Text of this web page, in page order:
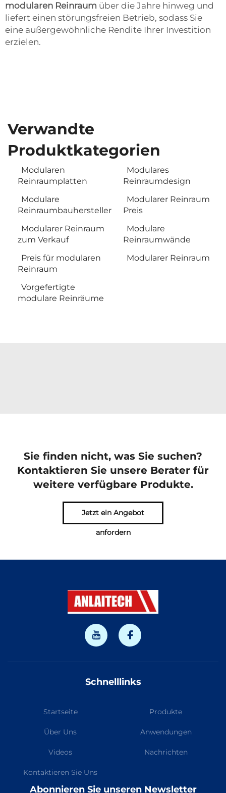
modularen Reinraum über die Jahre hinweg und
liefert einen störungsfreien Betrieb, sodass Sie
eine außergewöhnliche Rendite Ihrer Investition
erzielen.
Verwandte
Produktkategorien
Modularen
Reinraumplatten
Modulares
Reinraumdesign
Modulare
Reinraumbauhersteller
Modularer Reinraum
Preis
Modularer Reinraum
zum Verkauf
Modulare
Reinraumwände
Preis für modularen
Reinraum
Modularer Reinraum
Vorgefertigte
modulare Reinräume
Sie finden nicht, was Sie suchen?
Kontaktieren Sie unsere Berater für
weitere verfügbare Produkte.
Jetzt ein Angebot
anfordern
Schnelllinks
Startseite Produkte
Über Uns Anwendungen
Videos Nachrichten
Kontaktieren Sie Uns
Abonnieren Sie unseren Newsletter